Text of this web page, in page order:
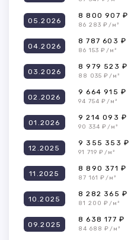
05.2026
8 800 907 ₽
86 283 ₽/м²
04.2026
8 787 603 ₽
86 153 ₽/м²
03.2026
8 979 523 ₽
88 035 ₽/м²
02.2026
9 664 915 ₽
94 754 ₽/м²
01.2026
9 214 093 ₽
90 334 ₽/м²
12.2025
9 355 353 ₽
91 719 ₽/м²
11.2025
8 890 371 ₽
87 161 ₽/м²
10.2025
8 282 365 ₽
81 200 ₽/м²
09.2025
8 638 177 ₽
84 688 ₽/м²